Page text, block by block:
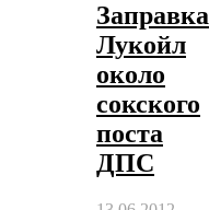
Заправка
Лукойл
около
сокского
поста
ДПС